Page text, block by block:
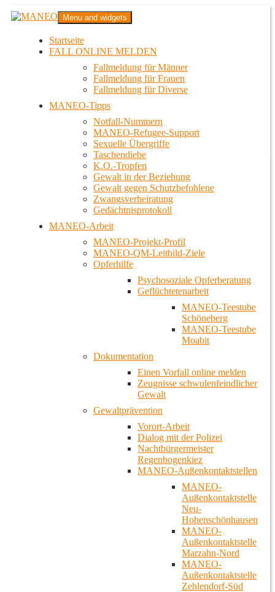
Zum
InhaltMANEO
Das schwule Anti-Gewalt-Projekt in Berlin
Menu and widgets
Startseite
FALL ONLINE MELDEN
Fallmeldung für Männer
Fallmeldung für Frauen
Fallmeldung für Diverse
MANEO-Tipps
Notfall-Nummern
MANEO-Refugee-Support
Sexuelle Übergriffe
Taschendiebe
K.O.-Tropfen
Gewalt in der Beziehung
Gewalt gegen Schutzbefohlene
Zwangsverheiratung
Gedächtnisprotokoll
MANEO-Arbeit
MANEO-Projekt-Profil
MANEO-QM-Leitbild-Ziele
Opferhilfe
Psychosoziale Opferberatung
Geflüchtetenarbeit
MANEO-Teestube
Schöneberg
MANEO-Teestube
Moabit
Dokumentation
Einen Vorfall online melden
Zeugnisse schwulenfeindlicher
Gewalt
Gewaltprävention
Vorort-Arbeit
Dialog mit der Polizei
Nachtbürgermeister
Regenbogenkiez
MANEO-Außenkontaktstellen
MANEO-
Außenkontaktstelle
Neu-
Hohenschönhausen
MANEO-
Außenkontaktstelle
Marzahn-Nord
MANEO-
Außenkontaktstelle
Zehlendorf-Süd